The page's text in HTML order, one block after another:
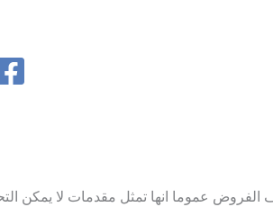
الفروض عموما انها تمثل مقدمات لا يمكن